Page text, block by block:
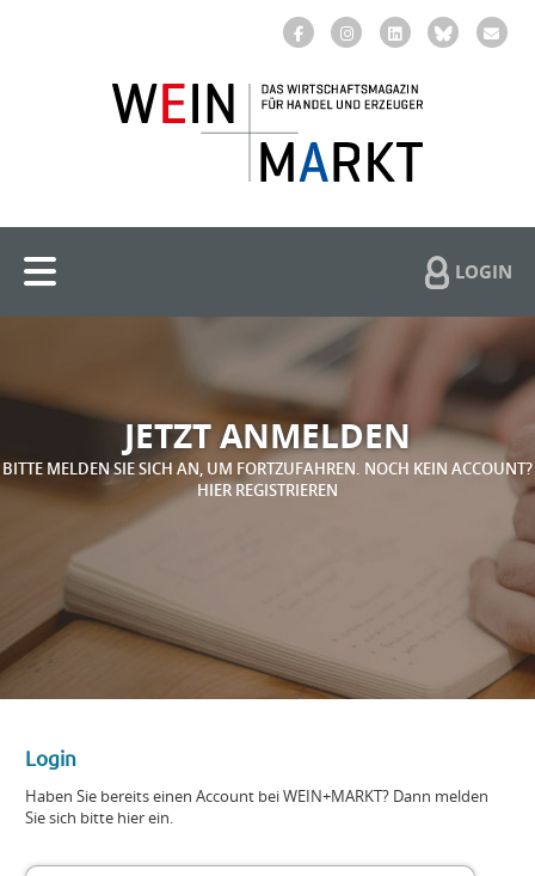
LOGIN
JETZT ANMELDEN
BITTE MELDEN SIE SICH AN, UM FORTZUFAHREN. NOCH KEIN ACCOUNT?
HIER REGISTRIEREN
Login
Haben Sie bereits einen Account bei WEIN+MARKT? Dann melden
Sie sich bitte hier ein.